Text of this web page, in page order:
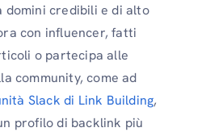
domini credibili e di alto
con influencer, fatti
o partecipa alle
community, come ad
Slack di Link Building,
profilo di backlink più